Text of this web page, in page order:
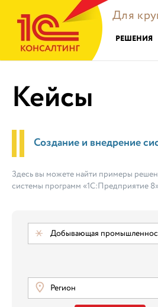
Для
РЕШЕНИЯ
Кейсы
Создание и внедрение
Здесь вы можете найти примеры
системы программ «1С:Предприятие
Добывающая
Регион